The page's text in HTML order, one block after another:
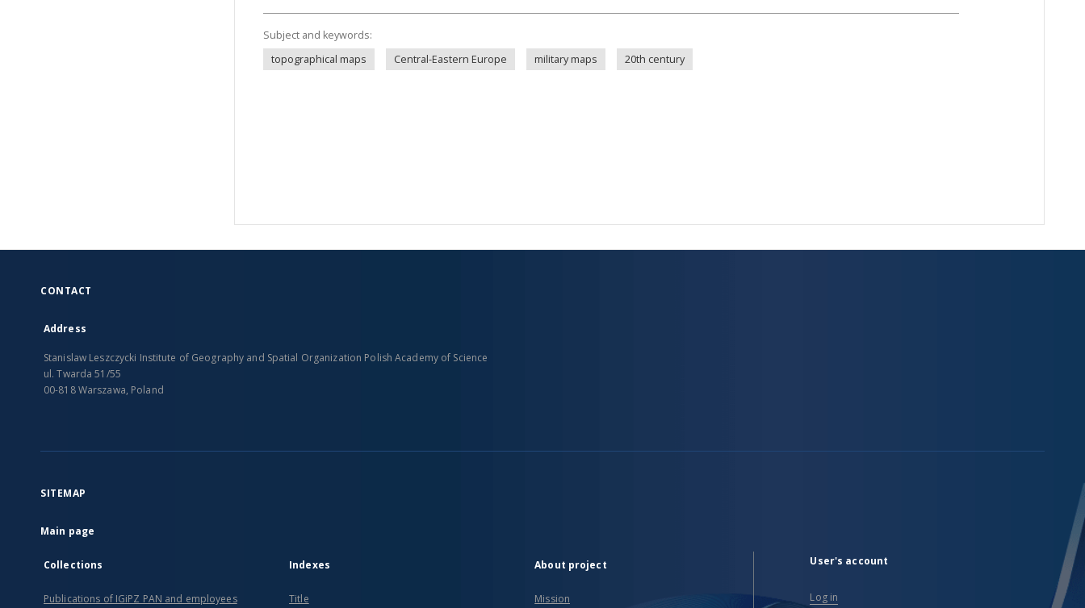
Subject and keywords:
topographical maps
Central-Eastern Europe military maps 20th century
CONTACT
Address
Stanislaw Leszczycki Institute of Geography and Spatial Organization Polish Academy of Science
ul. Twarda 51/55
00-818 Warszawa, Poland
SITEMAP
Main page
Collections
Publications of IGiPZ PAN and employees
Indexes
Title
About project
Mission
User's account
Log in